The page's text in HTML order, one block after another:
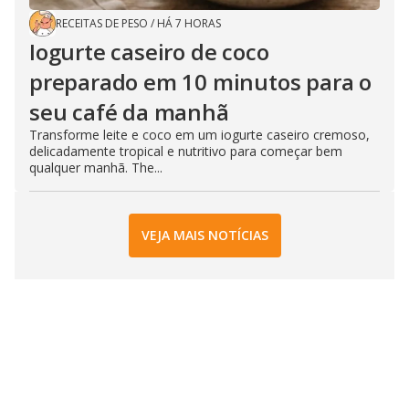
RECEITAS DE PESO / HÁ 7 HORAS
Iogurte caseiro de coco
preparado em 10 minutos para o
seu café da manhã
Transforme leite e coco em um iogurte caseiro cremoso,
delicadamente tropical e nutritivo para começar bem
qualquer manhã. The...
VEJA MAIS NOTÍCIAS